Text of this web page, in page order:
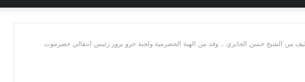
من الشيخ حسن الجابري .. وفد من الهبة الحضرمية ولجنة حرو يزور رئيس انتقالي حضرموت